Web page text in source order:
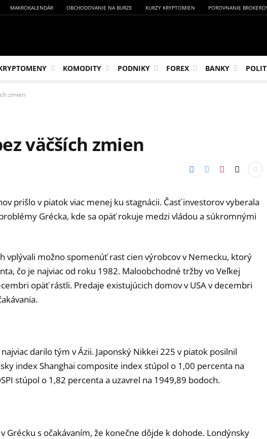
MAKROKALENDÁR OBCHODOVANIE NA BURZE KURZY KRYPTOMIEN POROVNANIE
KOMODITY PODNIKY FOREX BANKY
zmien
väčších zmien
prišlo v piatok viac menej ku stagnácii. Časť investorov vyberala
Grécka, kde sa opäť rokuje medzi vládou a súkromnými
vplývali možno spomenúť rast cien výrobcov v Nemecku, ktorý
čo je najviac od roku 1982. Maloobchodné tržby vo Veľkej
opäť rástli. Predaje existujúcich domov v USA v decembri
darilo tým v Ázii. Japonský Nikkei 225 v piatok posilnil
index Shanghai composite index stúpol o 1,00 percenta na
stúpol o 1,82 percenta a uzavrel na 1949,89 bodoch.
Grécku s očakávaním, že konečne dôjde k dohode. Londýnsky